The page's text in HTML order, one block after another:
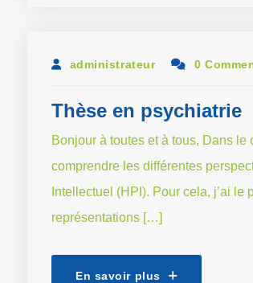
administrateur 0
Thèse en psychiatrie
Bonjour à toutes et à tous, Dans
comprendre les différentes
Intellectuel (HPI). Pour cela, j’ai
représentations […]
En savoir plus